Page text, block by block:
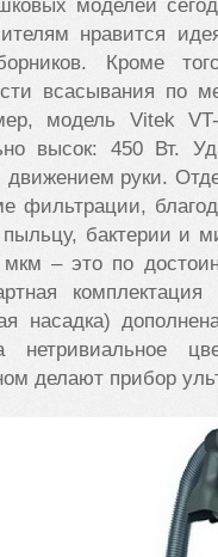
моделей
нравится
Кроме
всасывания по
модель Vitek
высок: 450 Вт.
движением руки.
фильтрации,
пыльцу, бактерии и
– это по
насадка)
нетривиальное
делают прибор